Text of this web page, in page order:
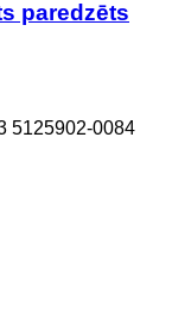
paredzēts
5125902-0084